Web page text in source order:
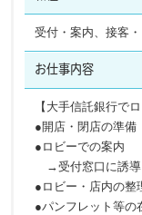
受付・案内、接客
お仕事内容
【大手信託銀行で
●開店・閉店の準備
●ロビーでの案内
→受付窓口に誘導
●ロビー・店内の整
●パンフレット等の